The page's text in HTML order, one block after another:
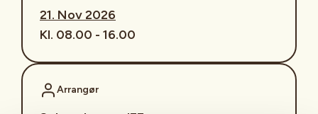
21. Nov 2026
Kl. 08.00 - 16.00
Arrangør